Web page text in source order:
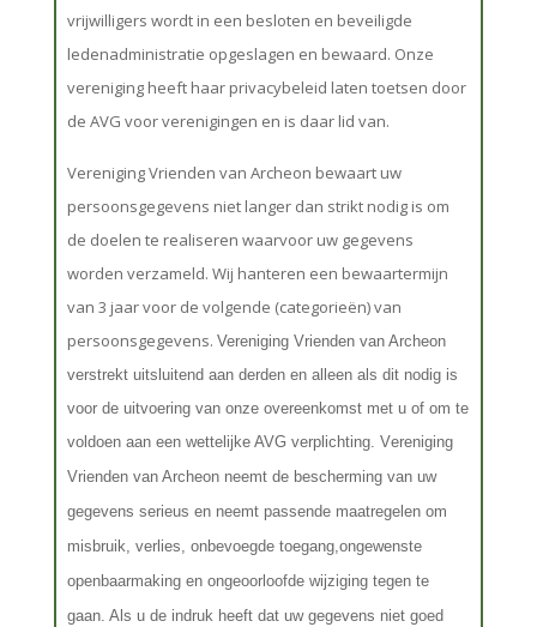
vrijwilligers wordt in een besloten en beveiligde
ledenadministratie opgeslagen en bewaard. Onze
vereniging heeft haar privacybeleid laten toetsen door
de AVG voor verenigingen en is daar lid van.
Vereniging Vrienden van Archeon bewaart uw
persoonsgegevens niet langer dan strikt nodig is om
de doelen te realiseren waarvoor uw gegevens
worden verzameld. Wij hanteren een bewaartermijn
van 3 jaar voor de volgende (categorieën) van
persoonsgegevens. Vereniging Vrienden van Archeon
verstrekt uitsluitend aan derden en alleen als dit nodig is
voor de uitvoering van onze overeenkomst met u of om te
voldoen aan een wettelijke AVG verplichting. Vereniging
Vrienden van Archeon neemt de bescherming van uw
gegevens serieus en neemt passende maatregelen om
misbruik, verlies, onbevoegde toegang,ongewenste
openbaarmaking en ongeoorloofde wijziging tegen te
gaan. Als u de indruk heeft dat uw gegevens niet goed